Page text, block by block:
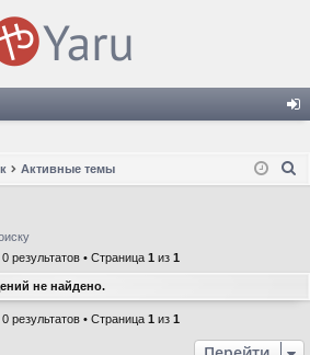
д
Активные темы
результатов • Страница 1 из 1
не найдено.
результатов • Страница 1 из 1